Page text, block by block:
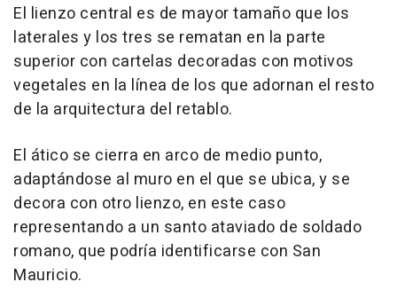
El lienzo central es de mayor tamaño que los
laterales y los tres se rematan en la parte
superior con cartelas decoradas con motivos
vegetales en la línea de los que adornan el resto
de la arquitectura del retablo.
El ático se cierra en arco de medio punto,
adaptándose al muro en el que se ubica, y se
decora con otro lienzo, en este caso
representando a un santo ataviado de soldado
romano, que podría identificarse con San
Mauricio.